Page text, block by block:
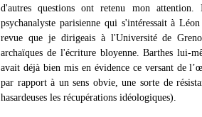
d'autres questions ont retenu mon
psychanalyste parisienne qui s'intéressait à
revue que je dirigeais à l'Université de
archaïques de l'écriture bloyenne. Barthes lui-
avait déjà bien mis en évidence ce versant de
par rapport à un sens obvie, une sorte de
hasardeuses les récupérations idéologiques).